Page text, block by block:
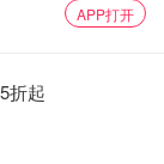
APP打开
折起